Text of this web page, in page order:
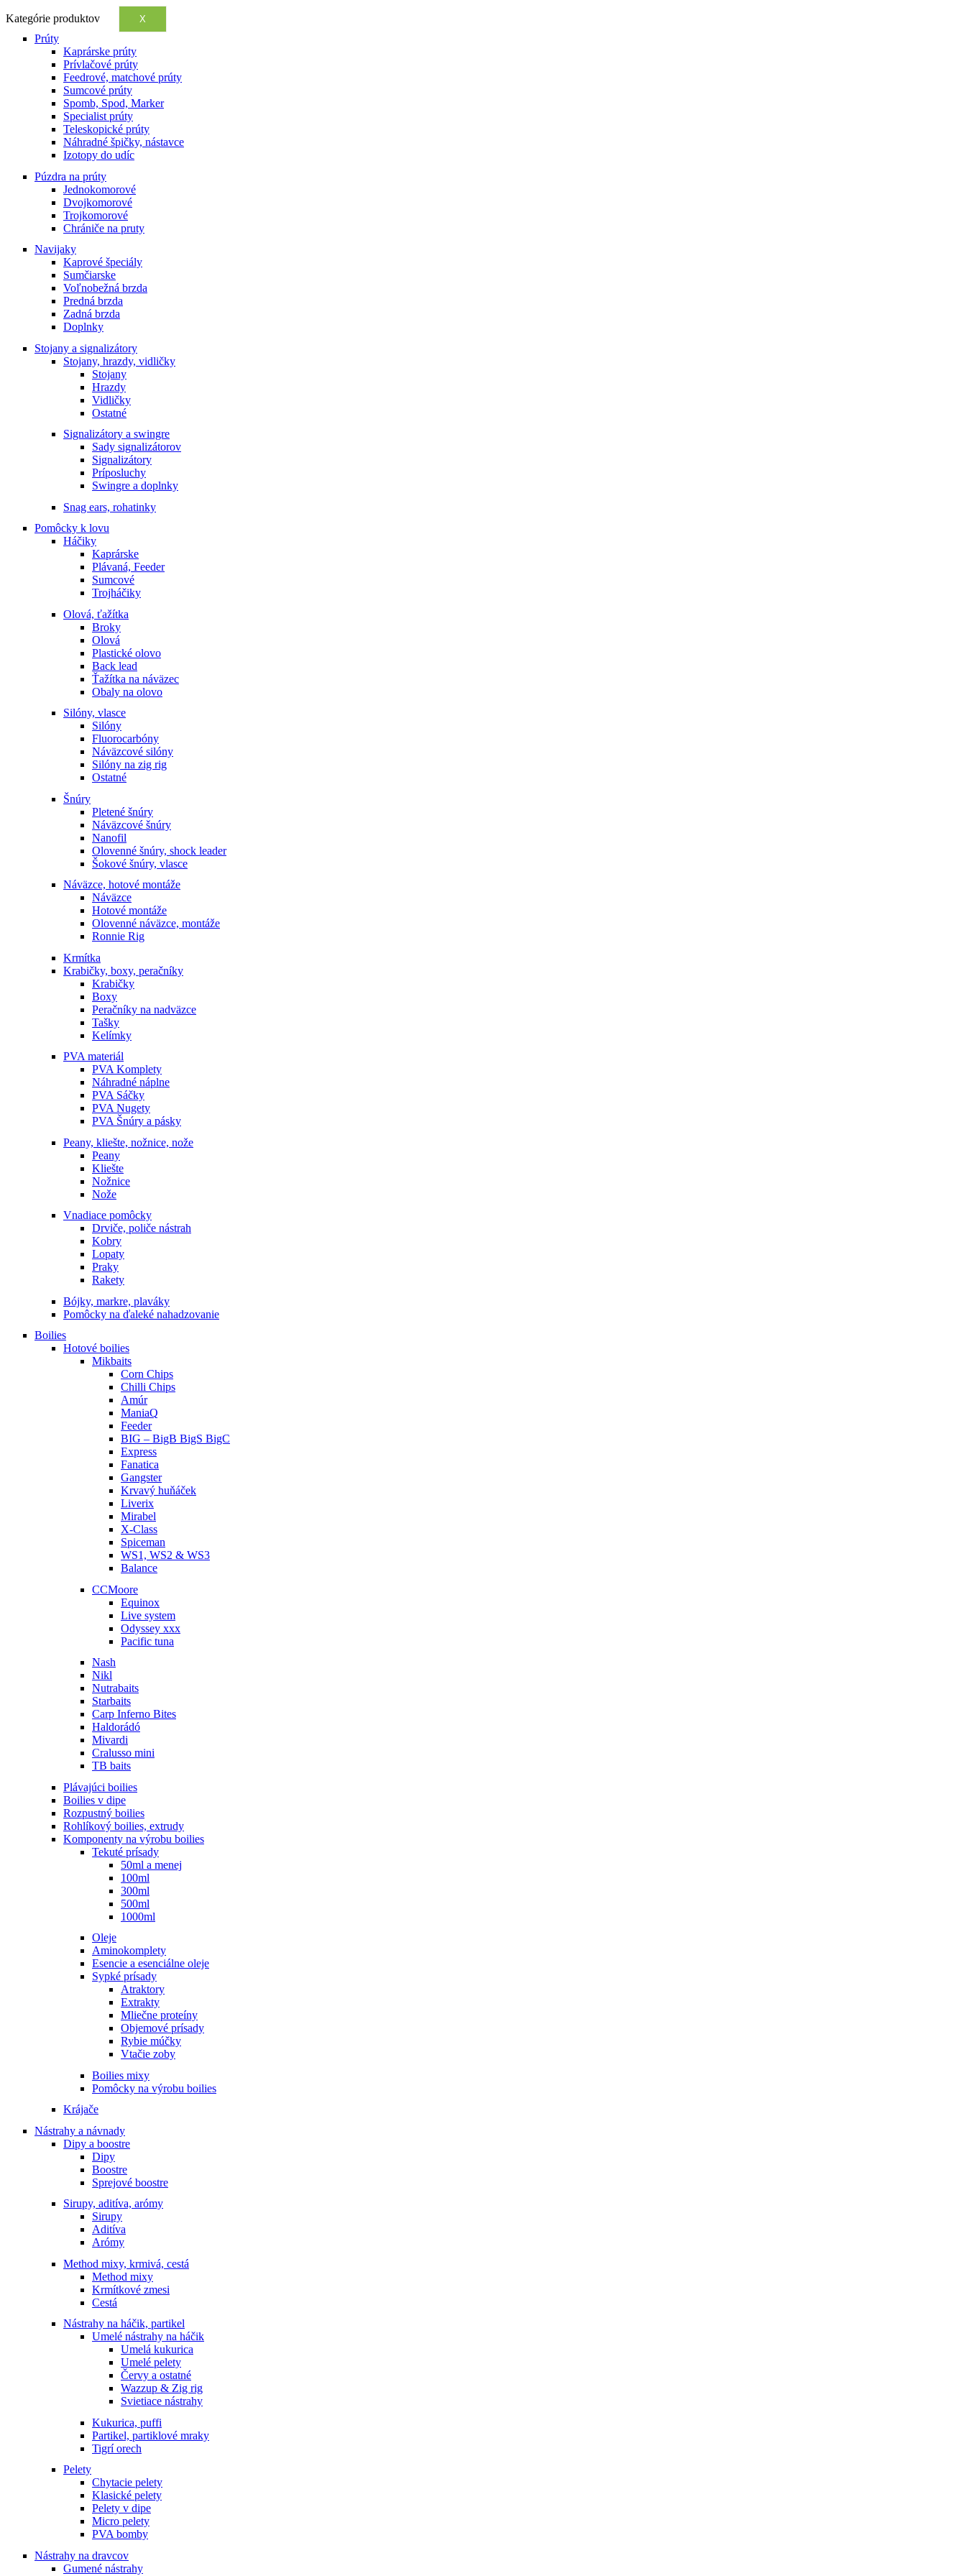
Kategórie produktov X
Prúty
Kaprárske prúty
Prívlačové prúty
Feedrové, matchové prúty
Sumcové prúty
Spomb, Spod, Marker
Specialist prúty
Teleskopické prúty
Náhradné špičky, nástavce
Izotopy do udíc
Púzdra na prúty
Jednokomorové
Dvojkomorové
Trojkomorové
Chrániče na pruty
Navijaky
Kaprové špeciály
Sumčiarske
Voľnobežná brzda
Predná brzda
Zadná brzda
Doplnky
Stojany a signalizátory
Stojany, hrazdy, vidličky
Stojany
Hrazdy
Vidličky
Ostatné
Signalizátory a swingre
Sady signalizátorov
Signalizátory
Príposluchy
Swingre a doplnky
Snag ears, rohatinky
Pomôcky k lovu
Háčiky
Kaprárske
Plávaná, Feeder
Sumcové
Trojháčiky
Olová, ťažítka
Broky
Olová
Plastické olovo
Back lead
Ťažítka na náväzec
Obaly na olovo
Silóny, vlasce
Silóny
Fluorocarbóny
Náväzcové silóny
Silóny na zig rig
Ostatné
Šnúry
Pletené šnúry
Náväzcové šnúry
Nanofil
Olovenné šnúry, shock leader
Šokové šnúry, vlasce
Náväzce, hotové montáže
Náväzce
Hotové montáže
Olovenné náväzce, montáže
Ronnie Rig
Krmítka
Krabičky, boxy, peračníky
Krabičky
Boxy
Peračníky na nadväzce
Tašky
Kelímky
PVA materiál
PVA Komplety
Náhradné náplne
PVA Sáčky
PVA Nugety
PVA Šnúry a pásky
Peany, kliešte, nožnice, nože
Peany
Kliešte
Nožnice
Nože
Vnadiace pomôcky
Drviče, poliče nástrah
Kobry
Lopaty
Praky
Rakety
Bójky, markre, plaváky
Pomôcky na ďaleké nahadzovanie
Boilies
Hotové boilies
Mikbaits
Corn Chips
Chilli Chips
Amúr
ManiaQ
Feeder
BIG – BigB BigS BigC
Express
Fanatica
Gangster
Krvavý huňáček
Liverix
Mirabel
X-Class
Spiceman
WS1, WS2 & WS3
Balance
CCMoore
Equinox
Live system
Odyssey xxx
Pacific tuna
Nash
Nikl
Nutrabaits
Starbaits
Carp Inferno Bites
Haldorádó
Mivardi
Cralusso mini
TB baits
Plávajúci boilies
Boilies v dipe
Rozpustný boilies
Rohlíkový boilies, extrudy
Komponenty na výrobu boilies
Tekuté prísady
50ml a menej
100ml
300ml
500ml
1000ml
Oleje
Aminokomplety
Esencie a esenciálne oleje
Sypké prísady
Atraktory
Extrakty
Mliečne proteíny
Objemové prísady
Rybie múčky
Vtačie zoby
Boilies mixy
Pomôcky na výrobu boilies
Krájače
Nástrahy a návnady
Dipy a boostre
Dipy
Boostre
Sprejové boostre
Sirupy, aditíva, arómy
Sirupy
Aditíva
Arómy
Method mixy, krmivá, cestá
Method mixy
Krmítkové zmesi
Cestá
Nástrahy na háčik, partikel
Umelé nástrahy na háčik
Umelá kukurica
Umelé pelety
Červy a ostatné
Wazzup & Zig rig
Svietiace nástrahy
Kukurica, puffi
Partikel, partiklové mraky
Tigrí orech
Pelety
Chytacie pelety
Klasické pelety
Pelety v dipe
Micro pelety
PVA bomby
Nástrahy na dravcov
Gumené nástrahy